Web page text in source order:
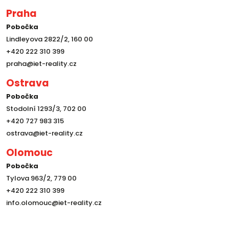
Praha
Pobočka
Lindleyova 2822/2, 160 00
+420 222 310 399
praha@iet-reality.cz
Ostrava
Pobočka
Stodolní 1293/3, 702 00
+420 727 983 315
ostrava@iet-reality.cz
Olomouc
Pobočka
Tylova 963/2, 779 00
+420 222 310 399
info.olomouc@iet-reality.cz